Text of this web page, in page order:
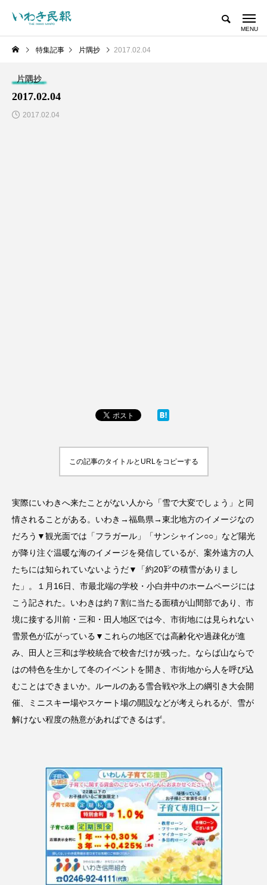
特集記事 片隅抄 2017.02.04
片隅抄
2017.02.04
2017.02.04
この記事のタイトルとURLをコピーする
実際にいわきへ来たことがない人から「雪で大変でしょう」と同
情されることがある。いわき→福島県→東北地方のイメージなの
だろう▼観光面では「フラガール」「サンシャイン○○」など陽光
が降り注ぐ温暖な海のイメージを発信しているが、案外遠方の人
たちには知られていないようだ▼「約20㌢の積雪がありまし
た」。１月16日、市最北端の学校・小白井中のホームページには
こう記された。いわきは約７割に当たる面積が山間部であり、市
境に接する川前・三和・田人地区では今、市街地には見られない
雪景色が広がっている▼これらの地区では高齢化や過疎化が進
み、田人と三和は学校統合で校舎だけが残った。ならば山ならで
はの特色を生かして冬のイベントを開き、市街地から人を呼び込
むことはできまいか。ルールのある雪合戦や氷上の綱引き大会開
催、ミニスキー場やスケート場の開設などが考えられるが、雪が
解けない程度の熱意があればできるはず。